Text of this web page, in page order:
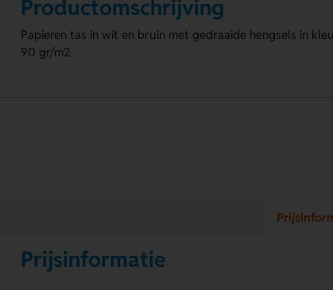
Productomschrijving
Papieren tas in wit en bruin met gedraaide hengsels in
90 gr/m2
Prijsinformatie